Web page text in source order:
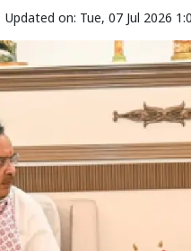
Updated on: Tue, 07 Jul 2026